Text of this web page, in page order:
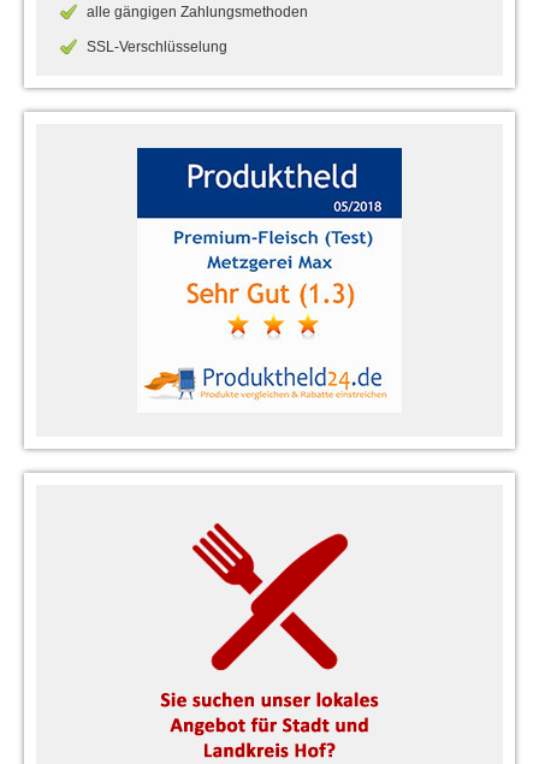
alle gängigen Zahlungsmethoden
SSL-Verschlüsselung